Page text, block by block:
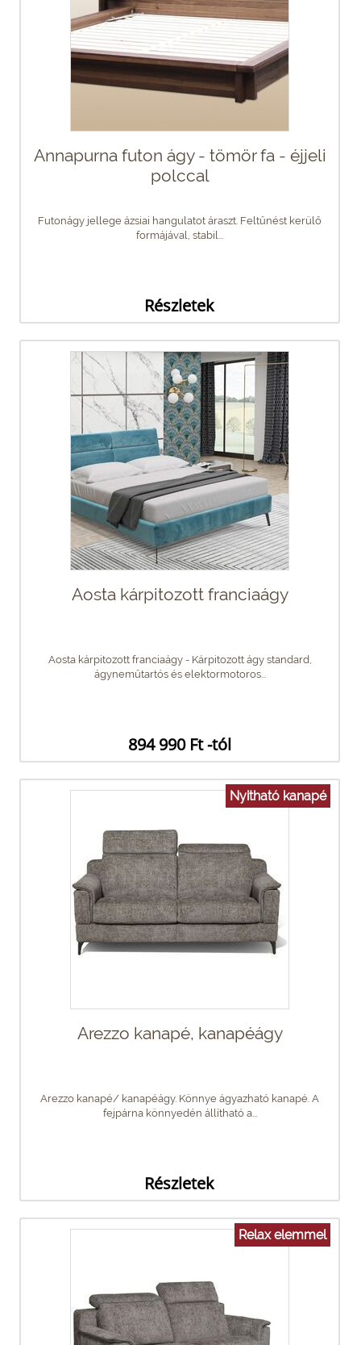
Annapurna futon ágy - tömör fa - éjjeli
polccal
Futonágy jellege ázsiai hangulatot áraszt. Feltűnést kerülő
formájával, stabil...
Részletek
Aosta kárpitozott franciaágy
Aosta kárpitozott franciaágy - Kárpitozott ágy standard,
ágyneműtartós és elektormotoros...
894 990 Ft -tól
Nyitható kanapé
Arezzo kanapé, kanapéágy
Arezzo kanapé/ kanapéágy. Könnye ágyazható kanapé. A
fejpárna könnyedén állítható a...
Részletek
Relax elemmel